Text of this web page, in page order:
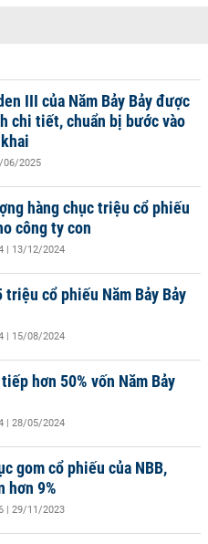
III của Năm Bảy Bảy được
chi tiết, chuẩn bị bước vào
06/2025
hàng chục triệu cổ phiếu
công ty con
| 13/12/2024
triệu cổ phiếu Năm Bảy Bảy
| 15/08/2024
hơn 50% vốn Năm Bảy
| 28/05/2024
gom cổ phiếu của NBB,
hơn 9%
| 29/11/2023